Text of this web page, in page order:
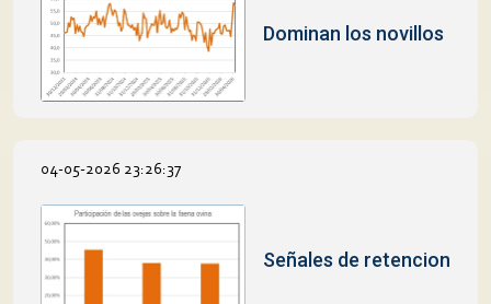
Dominan los novillos
04-05-2026 23:26:37
Señales de retencion